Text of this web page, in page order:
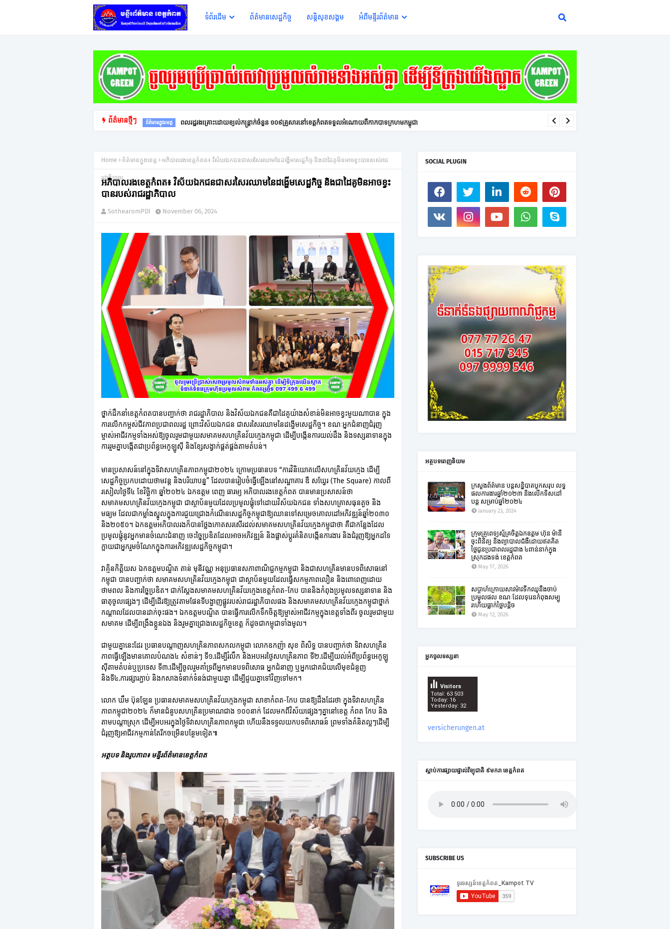
ទំព័រដើម ព័ត៌មានសេដ្ឋកិច្ច សន្តិសុខសង្គម អំពីមន្ទីរព័ត៌មាន
ព័ត៌មានថ្មីៗ ព័ត៌មានក្នុងខេត្ត ពលរដ្ឋរងគ្រោះដោយខ្យល់កន្ត្រាក់ចំនួន ១០៩គ្រួសារនៅខេត្តកំពតទទួលអំណោយពីកាកបាទក្រហមកម្ពុជា
Home ព័ត៌មានក្នុងខេត្ត អភិបាលរងខេត្តកំពត៖ វិស័យឯកជនជាសរសៃរឈាមនៃដង្ហើមសេដ្ឋកិច្ច និងជាដៃគូមិនអាចខ្វះបានរបស់រាជ
រដ្ឋាភិបាល
អភិបាលរងខេត្តកំពត៖ វិស័យឯកជនជាសរសៃរឈាមនៃដង្ហើមសេដ្ឋកិច្ច និងជាដៃគូមិនអាចខ្វះ
បានរបស់រាជរដ្ឋាភិបាល
SothearomPDI November 06, 2024
ថ្នាក់ដឹកនាំខេត្តកំពតបានបញ្ជាក់ថា រាជរដ្ឋាភិបាល និងវិស័យឯកជនគឺជាដៃគូយ៉ាងសំខាន់មិនអាចខ្វះមួយណាបាន ក្នុង
ការលើកកម្ពស់ជីវភាពប្រជាពលរដ្ឋ ព្រោះវិស័យឯកជន ជាសរសៃរឈាមនៃដង្ហើមសេដ្ឋកិច្ច។ ខណៈអ្នកជំនាញជំរុញ
ម្ចាស់អាជីវកម្មទាំងអស់ឱ្យចូលរួមជាមួយសមាគមសហគ្រិនវ័យក្មេងកម្ពុជា ដើម្បីបង្កើនការយល់ដឹង និងទស្សនាទានក្នុង
ការរួមគ្នាបង្កើតជាប្រព័ន្ធអេកូឡូស៊ី និងខ្សែសង្វាក់ផ្គត់ផ្គង់តាមតំបន់។
មានប្រសាសន៍នៅក្នុងទិវាសហគ្រិនភាពកម្ពុជា២០២៤ ក្រោមប្រធានបទ “ការវិនិយោគលើសហគ្រិនវ័យក្មេង ដើម្បី
សេដ្ឋកិច្ចប្រកបដោយថាមវន្ត និងបរិយាបន្ន” ដែលបានរៀបចំធ្វើឡើងនៅសណ្ឋាគារ ឌឺ សឃ្វែរ (The Square) កាលពី
រសៀលថ្ងៃទី៤ ខែវិច្ឆិកា ឆ្នាំ២០២៤ ឯកឧត្តម ពេញ ធារម្យ អភិបាលរងខេត្តកំពត បានមានប្រសាសន៍ថា
សមាគមសហគ្រិនវ័យក្មេងកម្ពុជា ជាស្ថាប័នមួយដែលប្រមូលផ្តុំទៅដោយវិស័យឯកជន ទាំងសហគ្រាសធុនតួច និង
មធ្យម ដែលជាកម្លាំងស្នូលក្នុងការជួយជ្រោងកំណើនសេដ្ឋកិច្ចកម្ពុជាឱ្យឈានទៅសម្រេចគោលដៅអភិវឌ្ឍន៍ឆ្នាំ២០៣០
និង២០៥០។ ឯកឧត្តមអភិបាលរងក៏បានថ្លែងកោតសរសើរដល់សមាគមសហគ្រិនវ័យក្មេងកម្ពុជាថា គឺជាកន្លែងដែល
ប្រមូលផ្តុំនូវអ្នកមានចំណេះជំនាញ ចេះច្នៃប្រឌិតដែលអាចអភិវឌ្ឍន៍ និងផ្លាស់ប្តូរគំនិតបង្កើនការងារ និងជំរុញឱ្យអ្នកដទៃ
ក្លាយជាអ្នករួមចំណែកក្នុងការអភិវឌ្ឍសេដ្ឋកិច្ចកម្ពុជា។
វាគ្មិនកិត្តិយស ឯកឧត្តមបណ្ឌិត តាន់ មុនីវណ្ណ អនុប្រធានសភាពាណិជ្ជកម្មកម្ពុជា និងជាសហគ្រិនមានបទពិសោធនៅ
កម្ពុជា បានបញ្ជាក់ថា សមាគមសហគ្រិនវ័យក្មេងកម្ពុជា ជាស្ថាប័នមួយដែលធ្វើសកម្មភាពលឿន និងពោពេញដោយ
ថាមពល និងការច្នៃប្រឌិត។ ជាក់ស្តែងសមាគមសហគ្រិនវ័យក្មេងខេត្តកំពត-កែប បាននិងកំពុងប្រមូលទស្សនាទាន និង
ធាតុចូលផ្សេងៗ ដើម្បីដើរឱ្យត្រូវតាមផែនទីបង្ហាញផ្លូវរបស់រាជរដ្ឋាភិបាលផង និងសមាគមសហគ្រិនវ័យក្មេងកម្ពុជាថ្នាក់
កណ្តាលដែលបានដាក់ចុះផង។ ឯកឧត្តមបណ្ឌិត បានធ្វើការលើកទឹកចិត្តឱ្យម្ចាស់អាជីវកម្មក្នុងខេត្តទាំងពីរ ចូលរួមជាមួយ
សមាគម ដើម្បីពង្រឹងខ្លួនឯង និងរួមគ្នាជ្រោងសេដ្ឋកិច្ចខេត្ត ក៏ដូចជាកម្ពុជាទាំងមូល។
ជាមួយគ្នានេះដែរ ប្រធានបណ្តាញសហគ្រិនភាពសកលកម្ពុជា លោកឧកញ៉ា សុខ ពិសិទ្ធ បានបញ្ជាក់ថា ទិវាសហគ្រិន
ភាពធ្វើឡើងមានគោលបំណង៤ សំខាន់ៗ ទី១.ដើម្បីរំលឹក និងអបអរថ្ងៃសហគ្រិនភាព ទី២.ដើម្បីយល់អំពីប្រព័ន្ធអេកូឡូ
ស៊ីតាមតំបន់ឬប្រទេស ទី៣.ដើម្បីចូលរួមគាំទ្រពីអ្នកមានបទពិសោធ អ្នកជំនាញ ឬអ្នកជោគជ័យលើមុខជំនួញ
និងទី៤.ការផ្សារភ្ជាប់ និងកសាងទំនាក់ទំនង់ជាមួយគ្នា ដើម្បីជួយគ្នាទៅវិញទៅមក។
លោក ឃឹម ប៊ុនឡែន ប្រធានសមាគមសហគ្រិនវ័យក្មេងកម្ពុជា សាខាកំពត-កែប បានឱ្យដឹងដែរថា ក្នុងទិវាសហគ្រិន
ភាពកម្ពុជា២០២៤ ក៏មានជំនួបសហគ្រិនប្រមាណជាង ១០០នាក់ ដែលមកពីវិស័យផ្សេងៗគ្នានៅខេត្ត កំពត កែប និង
តាមបណ្ដាស្រុក ដើម្បីអបអរក្នុងថ្ងៃទិវាសហគ្រិនភាពកម្ពុជា ហើយនឹងទទួលយកបទពិសោធន៍ ព្រមទាំងគំនិតល្អៗដើម្បី
ជំរុញឱ្យអាជីវកម្មកាន់តែរីកចម្រើនបន្ថែមទៀត៕
អត្ថបទ និងរូបភាព៖ មន្ទីរព័ត៌មានខេត្តកំពត
SOCIAL PLUGIN
អត្ថបទពេញនិយម
ក្រសួងព័ត៌មាន បន្តសន្និបាតបូកសរុប លទ្ធ
ផលការងារឆ្នាំ២០២៣ និងលើកទិសដៅ
បន្ត សម្រាប់ឆ្នាំ២០២៤
January 23, 2024
ក្រុមគ្រូពេទ្យស្ម័គ្រចិត្តឯកឧត្តម ហ៊ុន ម៉ានី
ចុះពិនិត្យ និងព្យាបាលជំងឺដោយឥតគិត
ថ្លៃជូនប្រជាពលរដ្ឋជាង ៤ពាន់នាក់ក្នុង
ស្រុកដងទង់ ខេត្តកំពត
May 17, 2026
សប្តាហ៍ក្រោយសាវម៉ាវទឹកឈូនឹងចាប់
ប្រមូលផល ខណៈដែលទុរេនកំពុងសម្បូ
រហើយធ្លាក់ថ្លៃបន្តិច
May 12, 2026
អ្នកចូលទស្សនា
Total: 63 503
Today: 16
Yesterday: 32
Visitors
versicherungen.at
ស្តាប់ការផ្សាយផ្ទាល់វិទ្យុជាតិ ៩មករា ខេត្តកំពត
SUBSCRIBE US